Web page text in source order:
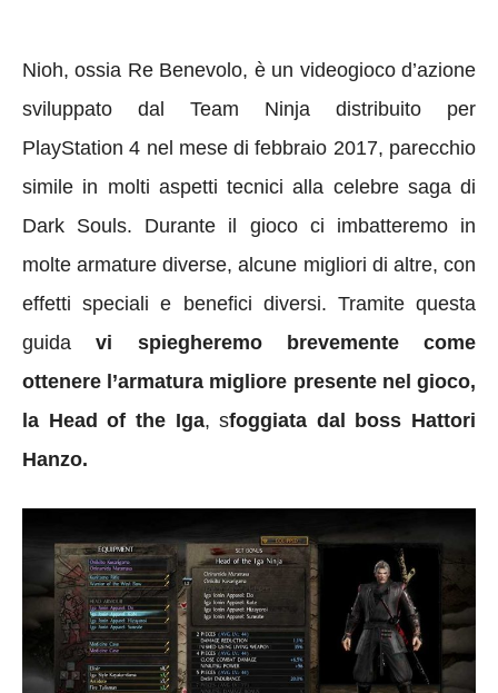
Nioh, ossia Re Benevolo, è un videogioco d’azione
sviluppato dal Team Ninja distribuito per
PlayStation 4 nel mese di febbraio 2017, parecchio
simile in molti aspetti tecnici alla celebre saga di
Dark Souls. Durante il gioco ci imbatteremo in
molte armature diverse, alcune migliori di altre, con
effetti speciali e benefici diversi. Tramite questa
guida
vi spiegheremo brevemente come
ottenere l’armatura migliore presente nel gioco,
la Head of the Iga, sfoggiata dal boss Hattori
Hanzo.